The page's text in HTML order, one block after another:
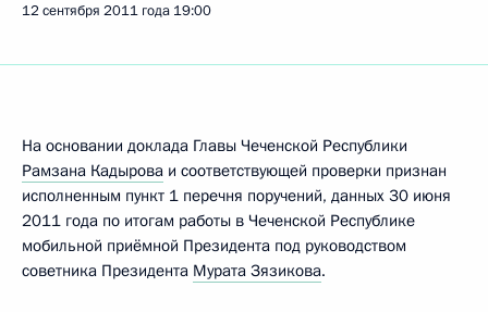
12 сентября 2011 года 19:00
На основании доклада Главы Чеченской Республики
Рамзана Кадырова и соответствующей проверки признан
исполненным пункт 1 перечня поручений, данных 30 июня
2011 года по итогам работы в Чеченской Республике
мобильной приёмной Президента под руководством
советника Президента Мурата Зязикова.